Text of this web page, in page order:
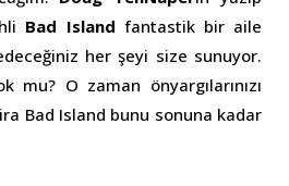
Bad Island fantastik bir aile
her şeyi size sunuyor.
mu? O zaman önyargılarınızı
Bad Island bunu sonuna kadar